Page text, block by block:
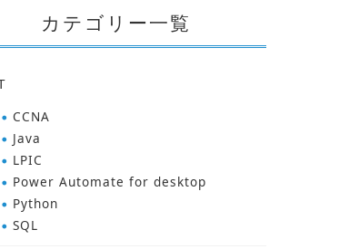
の読み方は？資格概要と取得メ
、学習方法を紹介
カテゴリー一覧
CCNA
Java
LPIC
Power Automate for desktop
Python
SQL